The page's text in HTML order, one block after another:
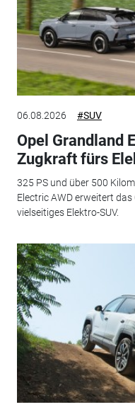
06.08.2026 #SUV
Opel Grandland
Zugkraft fürs
325 PS und über 500
Electric AWD erweitert
vielseitiges Elektro-SUV.